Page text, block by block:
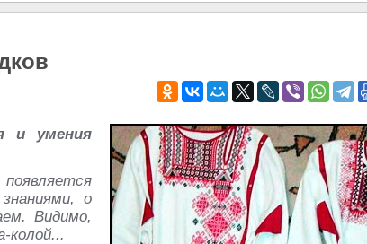
и умения
о
Видимо,
колой...